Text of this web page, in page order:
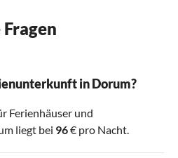
Hier erwarten Sie
breites Angebot an
in Dorum?
Ferienhäuser und
liegt bei 96€ pro Nacht.